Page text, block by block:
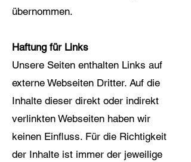
übernommen.
Haftung für Links
Unsere Seiten enthalten Links auf
externe Webseiten Dritter. Auf die
Inhalte dieser direkt oder indirekt
verlinkten Webseiten haben wir
keinen Einfluss. Für die Richtigkeit
der Inhalte ist immer der jeweilige